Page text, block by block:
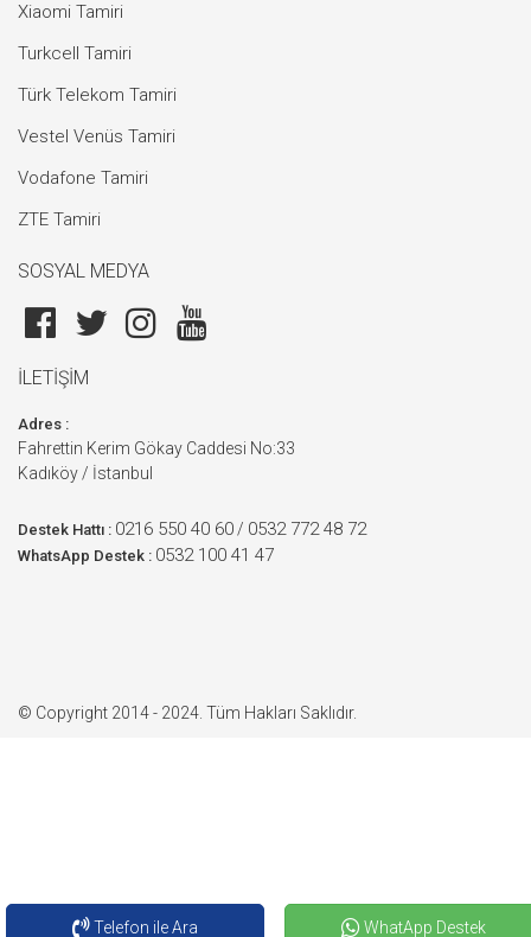
WhatApp Destek
Telefon ile Ara
Xiaomi Tamiri
Turkcell Tamiri
Türk Telekom Tamiri
Vestel Venüs Tamiri
Vodafone Tamiri
ZTE Tamiri
SOSYAL MEDYA
İLETİŞİM
Adres :
Fahrettin Kerim Gökay Caddesi No:33
Kadıköy / İstanbul
Destek Hattı : 0216 550 40 60 / 0532 772 48 72
WhatsApp Destek : 0532 100 41 47
© Copyright 2014 - 2024. Tüm Hakları Saklıdır.